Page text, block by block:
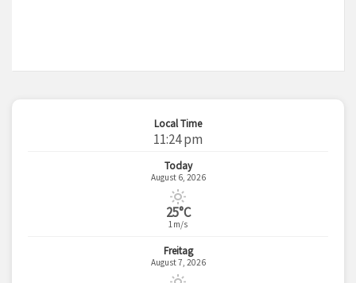
Local Time
11:24 pm
Today
August 6, 2026
25°C
1m/s
Freitag
August 7, 2026